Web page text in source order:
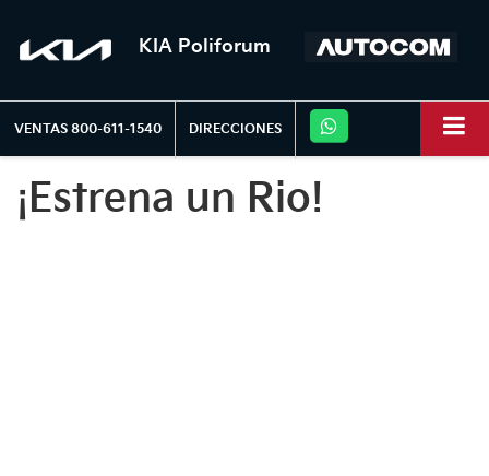
KIA Poliforum
VENTAS 800-611-1540 DIRECCIONES
¡Estrena un Rio!